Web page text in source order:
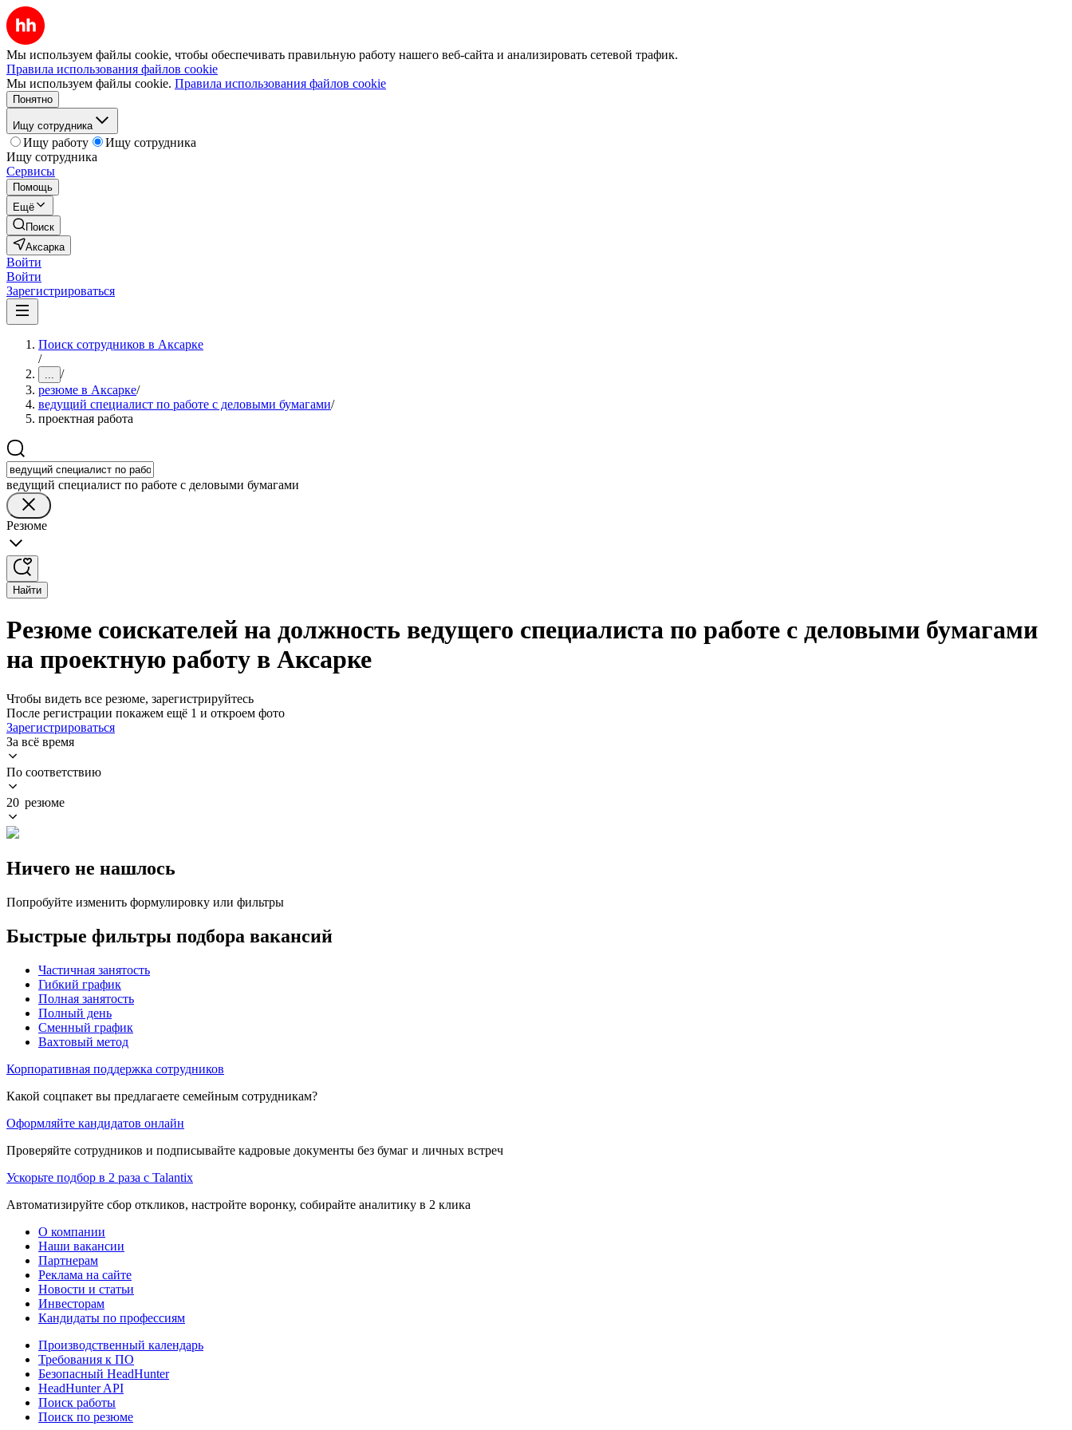
Мы используем файлы cookie, чтобы обеспечивать правильную работу нашего веб-сайта и анализировать сетевой трафик.
Правила использования файлов cookie
Мы используем файлы cookie. Правила использования файлов cookie
Понятно
Ищу сотрудника
Ищу работу
Ищу сотрудника
Ищу сотрудника
Сервисы
Помощь
Ещё
Поиск
Аксарка
Войти
Войти
Зарегистрироваться
Поиск сотрудников в Аксарке
/
... /
резюме в Аксарке/
ведущий специалист по работе с деловыми бумагами/
проектная работа
ведущий специалист по работе с деловыми бумагами
Резюме
Найти
Резюме соискателей на должность ведущего специалиста по работе с деловыми бумагами
на проектную работу в Аксарке
Чтобы видеть все резюме, зарегистрируйтесь
После регистрации покажем ещё 1 и откроем фото
Зарегистрироваться
За всё время
По соответствию
20 резюме
Ничего не нашлось
Попробуйте изменить формулировку или фильтры
Быстрые фильтры подбора вакансий
Частичная занятость
Гибкий график
Полная занятость
Полный день
Сменный график
Вахтовый метод
Корпоративная поддержка сотрудников
Какой соцпакет вы предлагаете семейным сотрудникам?
Оформляйте кандидатов онлайн
Проверяйте сотрудников и подписывайте кадровые документы без бумаг и личных встреч
Ускорьте подбор в 2 раза с Talantix
Автоматизируйте сбор откликов, настройте воронку, собирайте аналитику в 2 клика
О компании
Наши вакансии
Партнерам
Реклама на сайте
Новости и статьи
Инвесторам
Кандидаты по профессиям
Производственный календарь
Требования к ПО
Безопасный HeadHunter
HeadHunter API
Поиск работы
Поиск по резюме